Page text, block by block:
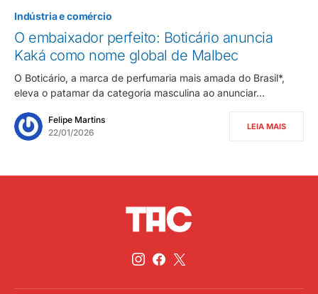
Indústria e comércio
O embaixador perfeito: Boticário anuncia
Kaká como nome global de Malbec
O Boticário, a marca de perfumaria mais amada do Brasil*,
eleva o patamar da categoria masculina ao anunciar…
Felipe Martins
22/01/2026
LEIA MAIS